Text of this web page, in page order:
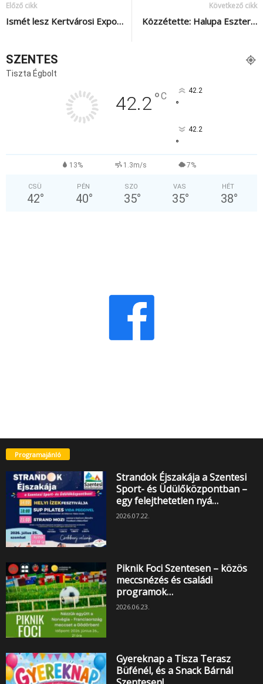
Előző cikk
Ismét lesz Kertvárosi Expo…
Következő cikk
Közzétette: Halupa Eszter…
SZENTES
Tiszta Égbolt
42.2°C 42.2
°
42.2
°
13% 1.3m/s 7%
CSÜ
42°
PÉN
40°
SZO
35°
VAS
35°
HÉT
38°
Programajánló
Strandok Éjszakája a Szentesi
Sport- és Üdülőközpontban –
egy felejthetetlen nyá…
2026.07.22.
Piknik Foci Szentesen – közös
meccsnézés és családi
programok…
2026.06.23.
Gyereknap a Tisza Terasz
Büfénél, és a Snack Bárnál